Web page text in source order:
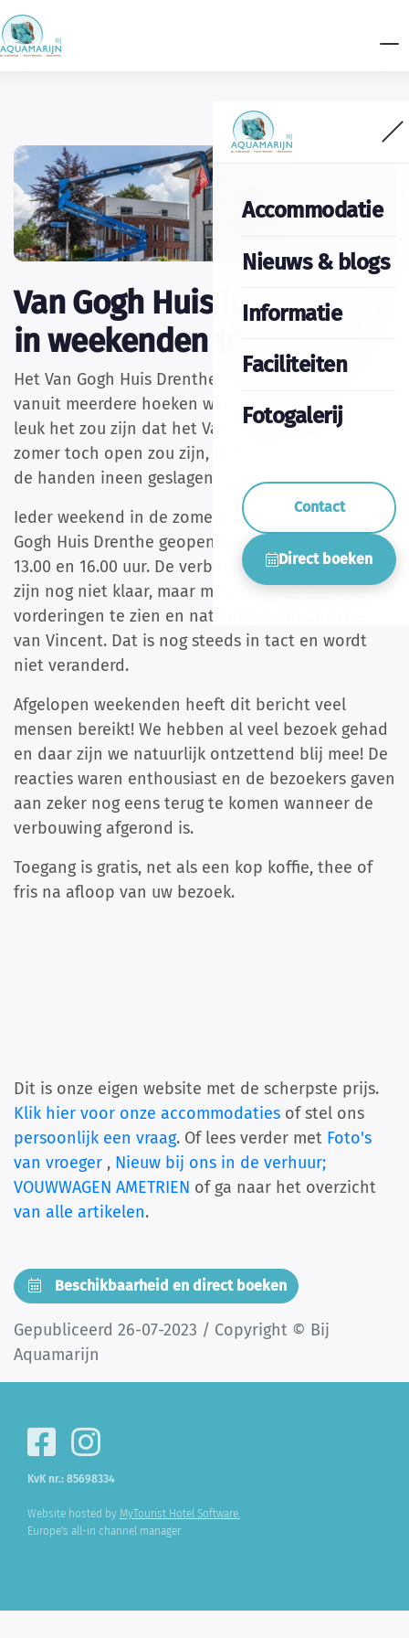
Accommodatie
Nieuws & blogs
Informatie
Faciliteiten
Fotogalerij
Contact
Direct boeken
Van Gogh Huis in de zomer
in weekenden toch open!
Het Van Gogh Huis Drenthe is toch open! Omdat
vanuit meerdere hoeken werd uitgesproken hoe
leuk het zou zijn dat het Van Gogh Huis deze
zomer toch open zou zijn, hebben alle vrijwilligers
de handen ineen geslagen.
Ieder weekend in de zomerperiode is het Van
Gogh Huis Drenthe geopend voor bezoek tussen
13.00 en 16.00 uur. De verbouwing en herinrichting
zijn nog niet klaar, maar men heeft de kans de
vorderingen te zien en natuurlijk het Kamertje
van Vincent. Dat is nog steeds in tact en wordt
niet veranderd.
Afgelopen weekenden heeft dit bericht veel
mensen bereikt! We hebben al veel bezoek gehad
en daar zijn we natuurlijk ontzettend blij mee! De
reacties waren enthousiast en de bezoekers gaven
aan zeker nog eens terug te komen wanneer de
verbouwing afgerond is.
Toegang is gratis, net als een kop koffie, thee of
fris na afloop van uw bezoek.
Dit is onze eigen website met de scherpste prijs.
Klik hier voor onze accommodaties of stel ons
persoonlijk een vraag. Of lees verder met Foto's
van vroeger , Nieuw bij ons in de verhuur;
VOUWWAGEN AMETRIEN of ga naar het overzicht
van alle artikelen.
Beschikbaarheid en direct boeken
Gepubliceerd 26-07-2023 / Copyright © Bij
Aquamarijn
KvK nr.: 85698334
Website hosted by MyTourist Hotel Software.
Europe's all-in channel manager.